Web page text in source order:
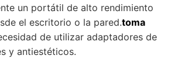
un portátil de alto rendimiento
el escritorio o la pared.toma
de utilizar adaptadores de
y antiestéticos.